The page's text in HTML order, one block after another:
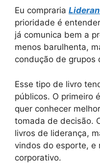
Eu compraria
prioridade é
já comunica bem a
menos barulhenta,
condução de grupos
Esse tipo de livro
públicos. O primeiro
quer conhecer
tomada de decisão.
livros de liderança,
vindos do esporte, e
corporativo.